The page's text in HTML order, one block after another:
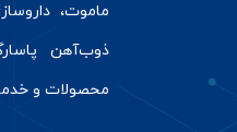
ماموت،
ذوب‌آهن
محصولات و